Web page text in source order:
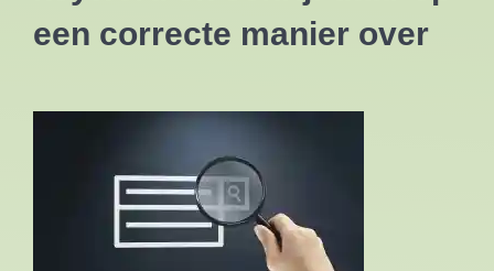
een correcte manier over